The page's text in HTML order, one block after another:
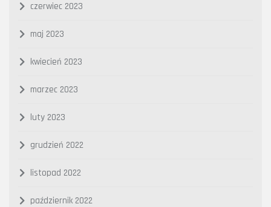
czerwiec 2023
maj 2023
kwiecień 2023
marzec 2023
luty 2023
grudzień 2022
listopad 2022
październik 2022